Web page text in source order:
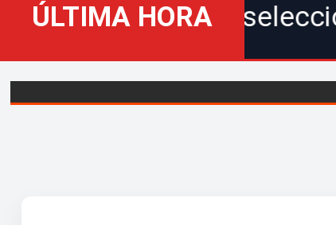
ÚLTIMA HORA
selecciones